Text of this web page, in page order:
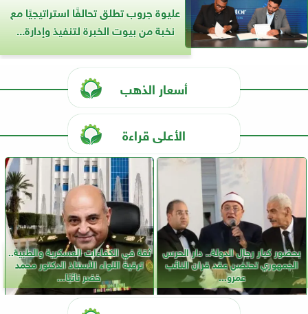
عليوة جروب تطلق تحالفًا استراتيجيًا مع
نخبة من بيوت الخبرة لتنفيذ وإدارة...
أسعار الذهب
الأعلى قراءة
بحضور كبار رجال الدولة.. دار الحرس
الجمهوري تحتضن عقد قران النائب
عمرو...
ثقة في الكفاءات العسكرية والطبية..
ترقية اللواء الأستاذ الدكتور محمد
خضر نائبًا...